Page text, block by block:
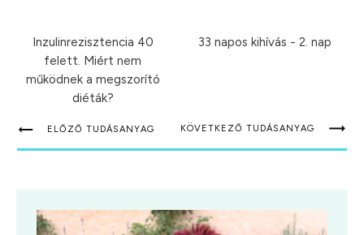
Inzulinrezisztencia 40
felett. Miért nem
működnek a megszorító
diéták?
33 napos kihívás - 2. nap
ELŐZŐ TUDÁSANYAG KÖVETKEZŐ TUDÁSANYAG